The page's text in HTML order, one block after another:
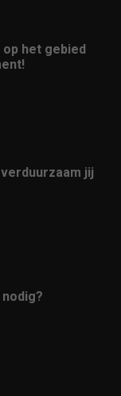
het gebied
jij